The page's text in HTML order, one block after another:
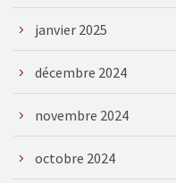
janvier 2025
décembre 2024
novembre 2024
octobre 2024